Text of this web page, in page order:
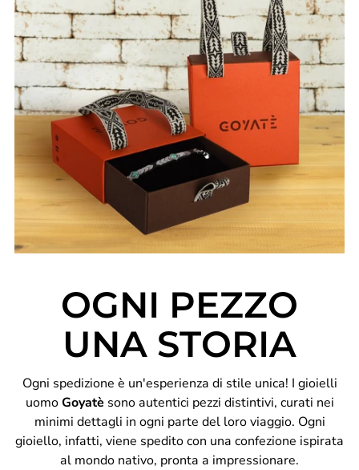
OGNI PEZZO
UNA STORIA
Ogni spedizione è un'esperienza di stile unica! I gioielli
uomoGoyatè sono autentici pezzi distintivi, curati nei
minimi dettagli in ogni parte del loro viaggio. Ogni
gioiello, infatti, viene spedito con una confezione ispirata
al mondo nativo, pronta a impressionare.